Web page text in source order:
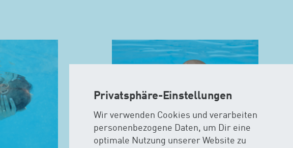
Privatsphäre-Einstellungen
Wir verwenden Cookies und verarbeiten
personenbezogene Daten, um Dir eine
optimale Nutzung unserer Website zu